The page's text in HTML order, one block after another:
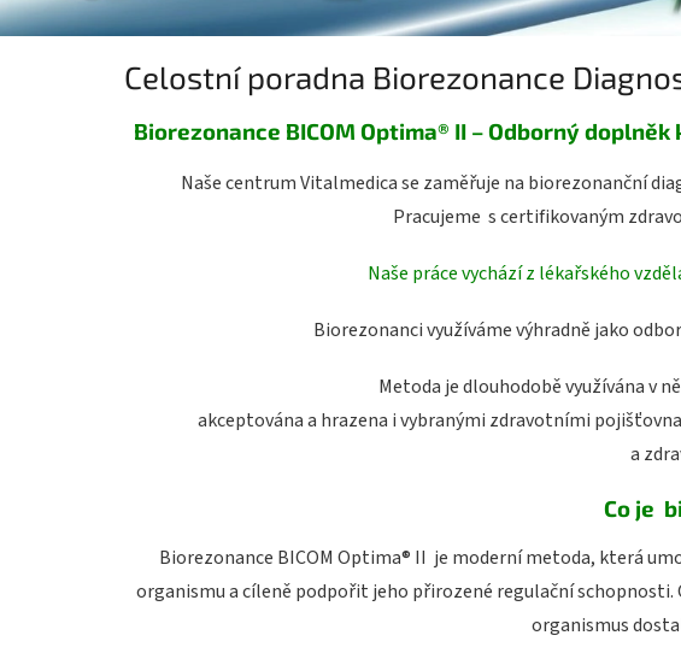
e
Celostní poradna Biorezonance
Biorezonance BICOM Optima® II – Odborný
Naše centrum Vitalmedica se zaměřuje na biorezonanční
Pracujeme s certifikovaným
Naše práce vychází z lékařského
Biorezonanci využíváme výhradně jako
Metoda je dlouhodobě využívána v
akceptována a hrazena i vybranými zdravotními
a
Co je
Biorezonance BICOM Optima® II je moderní metoda, která
organismu a cíleně podpořit jeho přirozené regulační schopnosti.
organismus